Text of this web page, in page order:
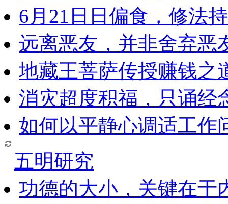
6月21日日偏食，修法
远离恶友，并非舍弃恶
地藏王菩萨传授赚钱之
消灾超度积福，只诵经
如何以平静心调适工作
五明研究
功德的大小，关键在于